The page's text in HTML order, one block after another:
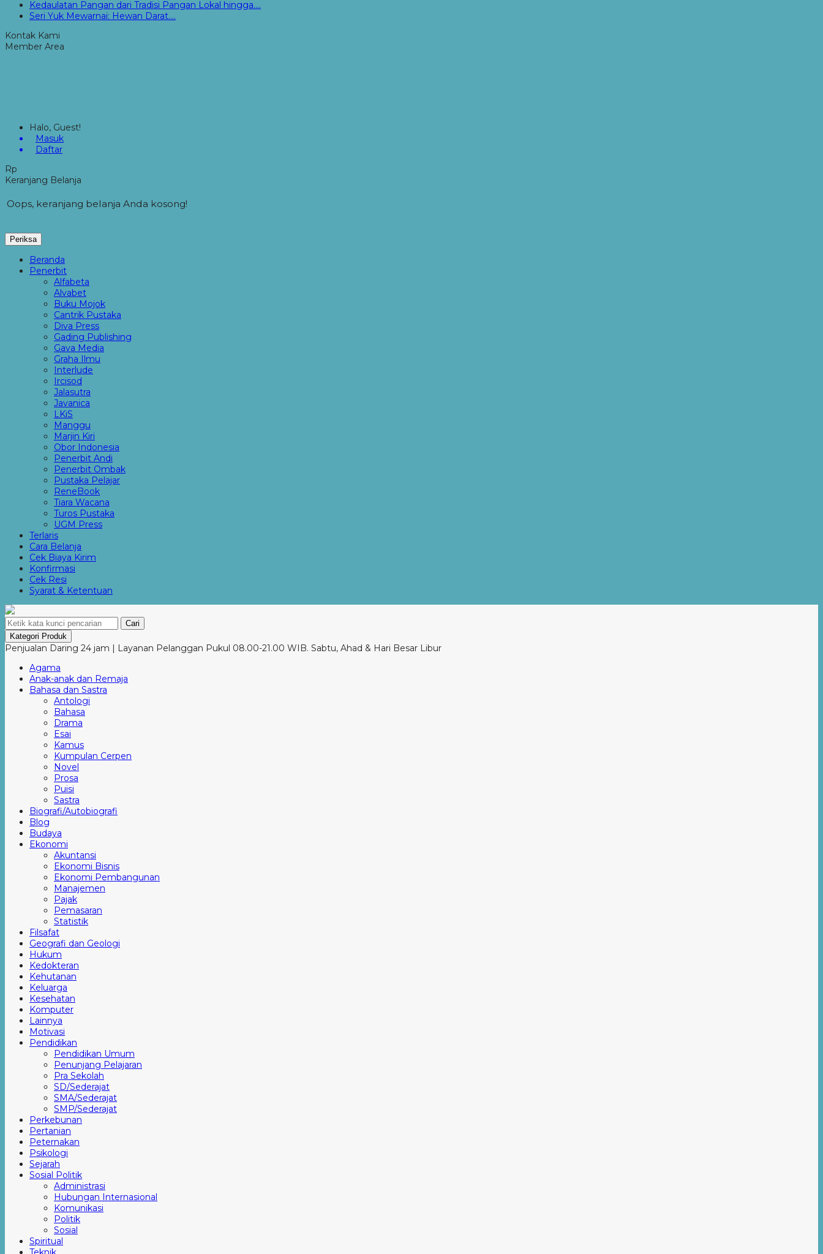
Kedaulatan Pangan dari Tradisi Pangan Lokal hingga....
Seri Yuk Mewarnai: Hewan Darat....
Kontak Kami
Member Area
Halo, Guest!
Masuk
Daftar
Rp
Keranjang Belanja
Oops, keranjang belanja Anda kosong!
Periksa
Beranda
Penerbit
Alfabeta
Alvabet
Buku Mojok
Cantrik Pustaka
Diva Press
Gading Publishing
Gava Media
Graha Ilmu
Interlude
Ircisod
Jalasutra
Javanica
LKiS
Manggu
Marjin Kiri
Obor Indonesia
Penerbit Andi
Penerbit Ombak
Pustaka Pelajar
ReneBook
Tiara Wacana
Turos Pustaka
UGM Press
Terlaris
Cara Belanja
Cek Biaya Kirim
Konfirmasi
Cek Resi
Syarat & Ketentuan
Cari
Kategori Produk
Penjualan Daring 24 jam | Layanan Pelanggan Pukul 08.00-21.00 WIB. Sabtu, Ahad & Hari Besar Libur
Agama
Anak-anak dan Remaja
Bahasa dan Sastra
Antologi
Bahasa
Drama
Esai
Kamus
Kumpulan Cerpen
Novel
Prosa
Puisi
Sastra
Biografi/Autobiografi
Blog
Budaya
Ekonomi
Akuntansi
Ekonomi Bisnis
Ekonomi Pembangunan
Manajemen
Pajak
Pemasaran
Statistik
Filsafat
Geografi dan Geologi
Hukum
Kedokteran
Kehutanan
Keluarga
Kesehatan
Komputer
Lainnya
Motivasi
Pendidikan
Pendidikan Umum
Penunjang Pelajaran
Pra Sekolah
SD/Sederajat
SMA/Sederajat
SMP/Sederajat
Perkebunan
Pertanian
Peternakan
Psikologi
Sejarah
Sosial Politik
Administrasi
Hubungan Internasional
Komunikasi
Politik
Sosial
Spiritual